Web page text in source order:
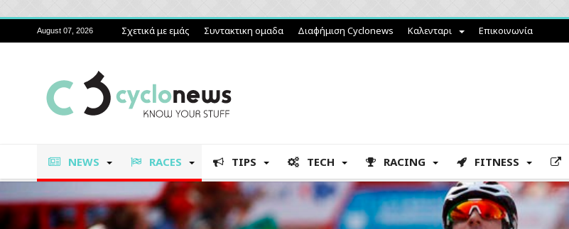
August 07, 2026 Σχετικά με εμάς Συντακτικη ομαδα Διαφήμιση Cyclonews Καλενταρι Επικοινωνία
NEWS RACES TIPS TECH RACING FITNESS